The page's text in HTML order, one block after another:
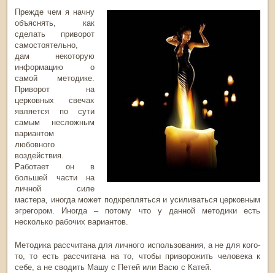
Прежде чем я начну
объяснять, как
сделать приворот
самостоятельно,
дам некоторую
информацию о
самой методике.
Приворот на
церковных свечах
является по сути
самым несложным
вариантом
любовного
воздействия.
Работает он в
большей части на
личной силе
мастера, иногда может подкрепляться и усиливаться церковным
эгрегором. Иногда – потому что у данной методики есть
несколько рабочих вариантов.
Методика рассчитана для личного использования, а не для кого-
то, то есть рассчитана на то, чтобы приворожить человека к
себе, а не сводить Машу с Петей или Васю с Катей.